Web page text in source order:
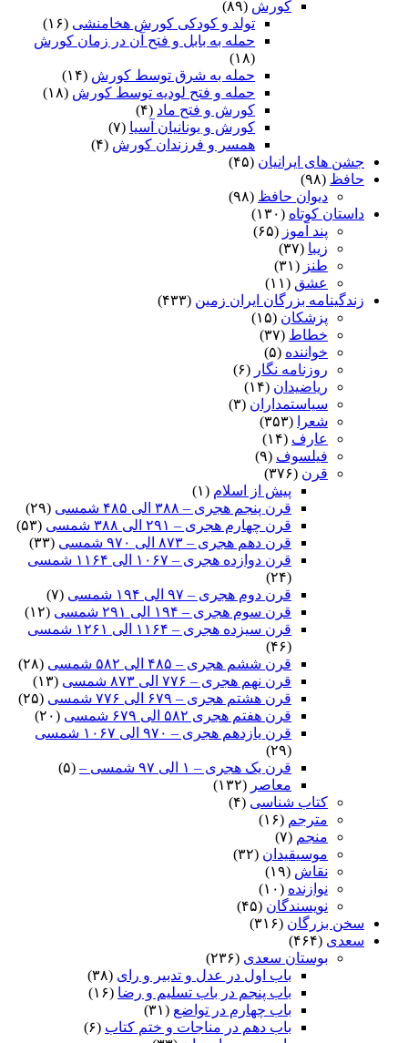
کورش (۸۹)
تولد و کودکی کورش هخامنشی (۱۶)
حمله به بابل و فتح آن در زمان کورش
(۱۸)
حمله به شرق توسط کورش (۱۴)
حمله و فتح لودیه توسط کورش (۱۸)
کورش و فتح ماد (۴)
کورش و یونانیان آسیا (۷)
همسر و فرزندان کورش (۴)
جشن های ایرانیان (۴۵)
حافظ (۹۸)
دیوان حافظ (۹۸)
داستان کوتاه (۱۳۰)
پند آموز (۶۵)
زیبا (۳۷)
طنز (۳۱)
عشق (۱۱)
زندگینامه بزرگان ایران زمین (۴۳۳)
پزشکان (۱۵)
خطاط (۳۷)
خواننده (۵)
روزنامه نگار (۶)
ریاضیدان (۱۴)
سیاستمداران (۳)
شعرا
(۳۵۳)
عارف (۱۴)
فیلسوف (۹)
قرن (۳۷۶)
پیش از اسلام (۱)
قرن پنجم هجری – ۳۸۸ الی ۴۸۵ شمسی
(۲۹)
قرن چهارم هجری – ۲۹۱ الی ۳۸۸ شمسی
(۵۳)
قرن دهم هجری – ۸۷۳ الی ۹۷۰ شمسی
(۳۳)
قرن دوازده هجری – ۱۰۶۷ الی ۱۱۶۴ شمسی
(۲۴)
قرن دوم هجری – ۹۷ الی ۱۹۴ شمسی
(۷)
قرن سوم هجری – ۱۹۴ الی ۲۹۱ شمسی
(۱۲)
قرن سیزده هجری – ۱۱۶۴ الی ۱۲۶۱ شمسی
(۴۶)
قرن ششم هجری – ۴۸۵ الی ۵۸۲ شمسی
(۲۸)
قرن نهم هجری – ۷۷۶ الی ۸۷۳ شمسی
(۱۳)
قرن هشتم هجری – ۶۷۹ الی ۷۷۶ شمسی
(۲۵)
قرن هفتم هجری ۵۸۲ الی ۶۷۹ شمسی
(۲۰)
قرن یازدهم هجری – ۹۷۰ الی ۱۰۶۷ شمسی
(۲۹)
قرن یک هجری – ۱ الی ۹۷ شمسی –
(۵)
معاصر (۱۳۲)
کتاب شناسی (۴)
مترجم (۱۶)
منجم (۷)
موسیقیدان (۳۲)
نقاش (۱۹)
نوازنده (۱۰)
نویسندگان (۴۵)
سخن بزرگان (۳۱۶)
سعدی (۴۶۴)
بوستان سعدی (۲۳۶)
باب اول در عدل و تدبیر و رای (۳۸)
باب پنجم در باب تسلیم و رضا (۱۶)
باب چهارم در تواضع (۳۱)
باب دهم در مناجات و ختم کتاب (۶)